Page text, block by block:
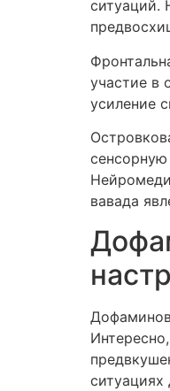
ситуаций.
участие в
усиление
вавада
ситуациях